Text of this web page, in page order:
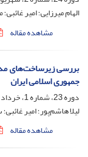
الهام میرزایی؛ امیر
مشاهده مقاله
بررسی زیرساخت‌های
جمهوری اسلامی ایران
دوره 23، شماره 1، خرداد 1391، صفحه
لیلا هاشم‌پور؛ امیر
مشاهده مقاله